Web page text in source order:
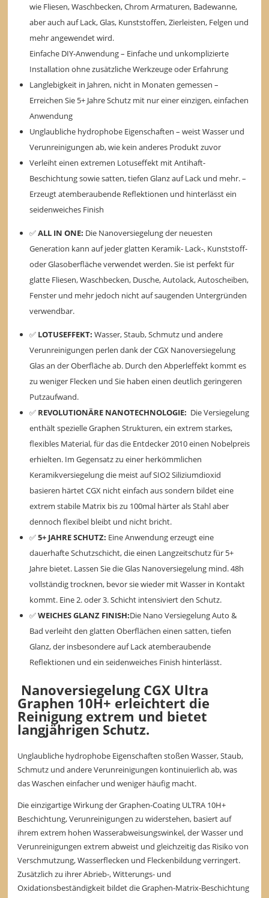
wie Fliesen, Waschbecken, Chrom Armaturen, Badewanne,
aber auch auf Lack, Glas, Kunststoffen, Zierleisten, Felgen und
mehr angewendet wird.
Einfache DIY-Anwendung – Einfache und unkomplizierte
Installation ohne zusätzliche Werkzeuge oder Erfahrung
Langlebigkeit in Jahren, nicht in Monaten gemessen –
Erreichen Sie 5+ Jahre Schutz mit nur einer einzigen, einfachen
Anwendung
Unglaubliche hydrophobe Eigenschaften – weist Wasser und
Verunreinigungen ab, wie kein anderes Produkt zuvor
Verleiht einen extremen Lotuseffekt mit Antihaft-
Beschichtung sowie satten, tiefen Glanz auf Lack und mehr. –
Erzeugt atemberaubende Reflektionen und hinterlässt ein
seidenweiches Finish
✅ALL IN ONE: Die Nanoversiegelung der neuesten
Generation kann auf jeder glatten Keramik- Lack-, Kunststoff-
oder Glasoberfläche verwendet werden. Sie ist perfekt für
glatte Fliesen, Waschbecken, Dusche, Autolack, Autoscheiben,
Fenster und mehr jedoch nicht auf saugenden Untergründen
verwendbar.
✅ LOTUSEFFEKT: Wasser, Staub, Schmutz und andere
Verunreinigungen perlen dank der CGX Nanoversiegelung
Glas an der Oberfläche ab. Durch den Abperleffekt kommt es
zu weniger Flecken und Sie haben einen deutlich geringeren
Putzaufwand.
✅ REVOLUTIONÄRE NANOTECHNOLOGIE: Die Versiegelung
enthält spezielle Graphen Strukturen, ein extrem starkes,
flexibles Material, für das die Entdecker 2010 einen Nobelpreis
erhielten. Im Gegensatz zu einer herkömmlichen
Keramikversiegelung die meist auf SIO2 Siliziumdioxid
basieren härtet CGX nicht einfach aus sondern bildet eine
extrem stabile Matrix bis zu 100mal härter als Stahl aber
dennoch flexibel bleibt und nicht bricht.
✅5+ JAHRE SCHUTZ: Eine Anwendung erzeugt eine
dauerhafte Schutzschicht, die einen Langzeitschutz für 5+
Jahre bietet. Lassen Sie die Glas Nanoversiegelung mind. 48h
vollständig trocknen, bevor sie wieder mit Wasser in Kontakt
kommt. Eine 2. oder 3. Schicht intensiviert den Schutz.
✅WEICHES GLANZ FINISH:Die Nano Versiegelung Auto &
Bad verleiht den glatten Oberflächen einen satten, tiefen
Glanz, der insbesondere auf Lack atemberaubende
Reflektionen und ein seidenweiches Finish hinterlässt.
Nanoversiegelung CGX Ultra
Graphen 10H+ erleichtert die
Reinigung extrem und bietet
langjährigen Schutz.
Unglaubliche hydrophobe Eigenschaften stoßen Wasser, Staub,
Schmutz und andere Verunreinigungen kontinuierlich ab, was
das Waschen einfacher und weniger häufig macht.
Die einzigartige Wirkung der Graphen-Coating ULTRA 10H+
Beschichtung, Verunreinigungen zu widerstehen, basiert auf
ihrem extrem hohen Wasserabweisungswinkel, der Wasser und
Verunreinigungen extrem abweist und gleichzeitig das Risiko von
Verschmutzung, Wasserflecken und Fleckenbildung verringert.
Zusätzlich zu ihrer Abrieb-, Witterungs- und
Oxidationsbeständigkeit bildet die Graphen-Matrix-Beschichtung